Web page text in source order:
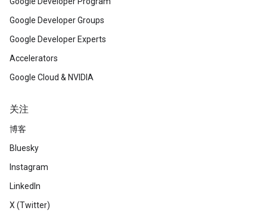
Google Developer Groups
Google Developer Experts
Accelerators
Google Cloud & NVIDIA
关注
博客
Bluesky
Instagram
LinkedIn
X (Twitter)